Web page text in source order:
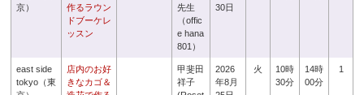
京）
作るラウン
ドブーケレ
ッスン
先生
（offic
e hana
801）
30日
east side
tokyo（東
店内のお好
きなカゴ＆
甲斐田
祥子
2026
年8月
火
10時
30分
14時
00分
1